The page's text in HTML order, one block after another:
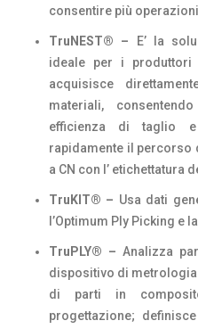
consentire più
TruNEST® –
E’ la
ideale per i produttori
acquisisce
materiali,
efficienza di taglio e
rapidamente il percorso
a CN con l’ etichettatura
TruKIT® – Usa dati
l’Optimum Ply Picking e
TruPLY® – Analizza
dispositivo di
di parti in
progettazione;